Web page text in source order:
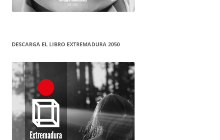
DESCARGA EL LIBRO EXTREMADURA 2050